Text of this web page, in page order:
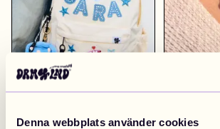
Denna webbplats använder cookies
5 DRMZ® + Väska 499 NOK